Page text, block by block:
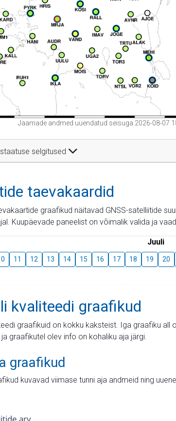
Jaamade andmed uuendatud seisuga 2026-08-07
selgitused
taevakaardid
graafikud näitavad GNSS-satelliitide
Kuupäevade paneelist on võimalik valida ja
Juuli
11 12 13 14 15 16 17 18 19 20
kvaliteedi graafikud
graafikuid on kokku kaksteist. Iga graafiku
graafikutel olev info on kohaliku aja järgi.
graafikud
kuvavad viimase tunni aja andmeid ning